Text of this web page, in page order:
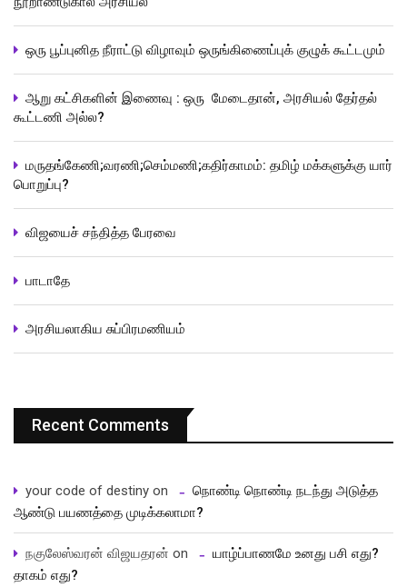
ஒரு பூப்புனித நீராட்டு விழாவும் ஒருங்கிணைப்புக் குழுக் கூட்டமும்
ஆறு கட்சிகளின் இணைவு : ஒரு மேடைதான், அரசியல் தேர்தல்
கூட்டணி அல்ல?
மருதங்கேணி;வரணி;செம்மணி;கதிர்காமம்: தமிழ் மக்களுக்கு யார்
பொறுப்பு?
விஜயைச் சந்தித்த பேரவை
பாடாதே
அரசியலாகிய சுப்பிரமணியம்
Recent Comments
your code of destiny on
நொண்டி நொண்டி நடந்து அடுத்த
ஆண்டு பயணத்தை முடிக்கலாமா?
நகுலேஸ்வரன் விஜயதரன் on
யாழ்ப்பாணமே உனது பசி எது?
தாகம் எது?